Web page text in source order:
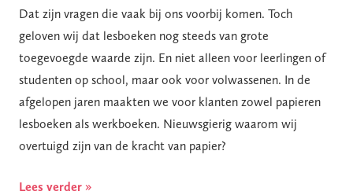
Dat zijn vragen die vaak bij ons voorbij komen. Toch
geloven wij dat lesboeken nog steeds van grote
toegevoegde waarde zijn. En niet alleen voor leerlingen of
studenten op school, maar ook voor volwassenen. In de
afgelopen jaren maakten we voor klanten zowel papieren
lesboeken als werkboeken. Nieuwsgierig waarom wij
overtuigd zijn van de kracht van papier?
Lees verder »